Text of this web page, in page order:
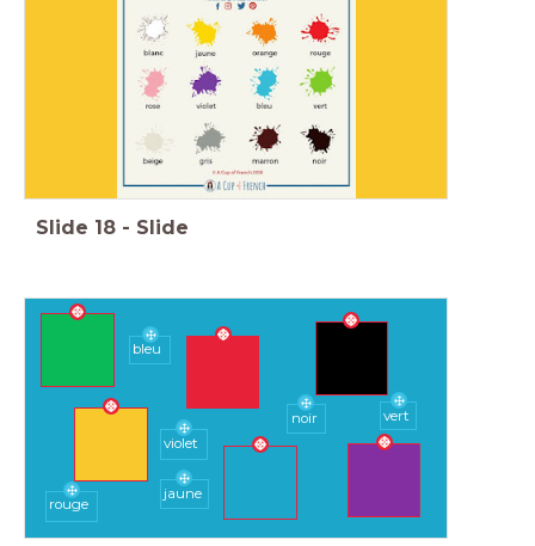
Slide 18 - Slide
bleu
rouge
violet
jaune
vert
noir